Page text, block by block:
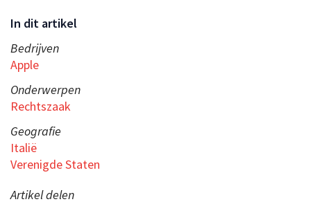
In dit artikel
Bedrijven
Apple
Onderwerpen
Rechtszaak
Geografie
Italië
Verenigde Staten
Artikel delen